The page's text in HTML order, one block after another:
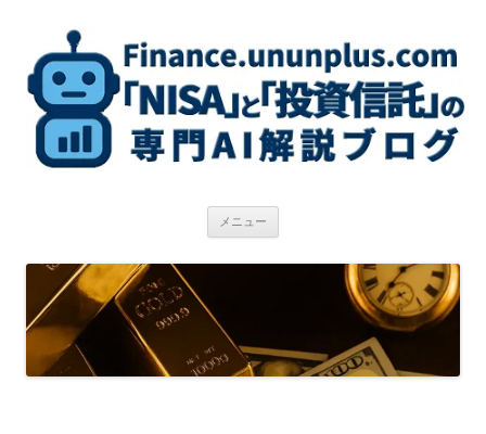
ン
ツ
へ
ス
ッ
メニュー